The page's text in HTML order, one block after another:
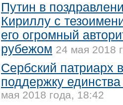
Путин в
Кириллу с
его огромный
рубежом 24 мая 2018
Сербский патриарх
поддержку
мая 2018 года, 18:42